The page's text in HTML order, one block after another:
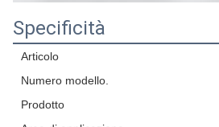
Specificità
Articolo
Numero modello.
Prodotto